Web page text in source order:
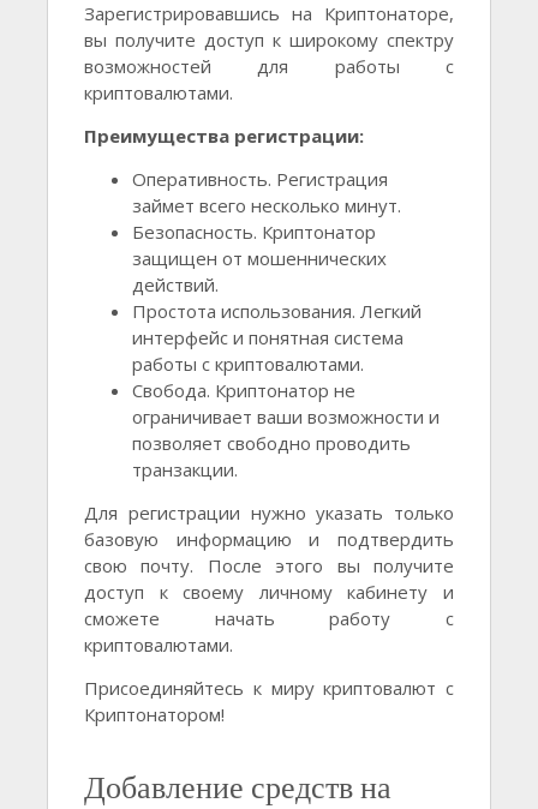
Зарегистрировавшись на Криптонаторе,
вы получите доступ к широкому спектру
возможностей для работы с
криптовалютами.
Преимущества регистрации:
Оперативность. Регистрация
займет всего несколько минут.
Безопасность. Криптонатор
защищен от мошеннических
действий.
Простота использования. Легкий
интерфейс и понятная система
работы с криптовалютами.
Свобода. Криптонатор не
ограничивает ваши возможности и
позволяет свободно проводить
транзакции.
Для регистрации нужно указать только
базовую информацию и подтвердить
свою почту. После этого вы получите
доступ к своему личному кабинету и
сможете начать работу с
криптовалютами.
Присоединяйтесь к миру криптовалют с
Криптонатором!
Добавление средств на